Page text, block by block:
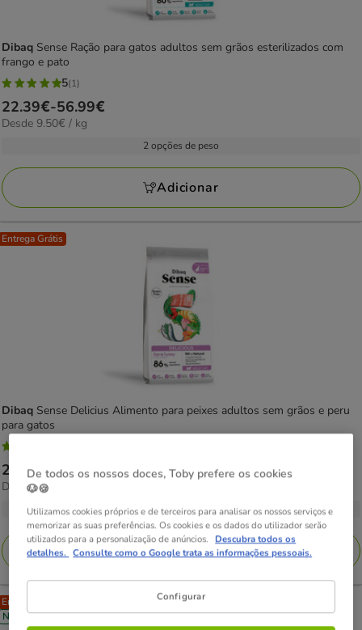
Dibaq Sense Ração para gatos adultos sem grãos esterilizados com
frango e pato
5
estrelas
com
avaliações
5(1)
Preço
de
56.99€
22.39€-56.99€
9.50€
Desde 9.50€ / kg
2 opções de peso
Adicionar
Entrega Grátis
Dibaq Sense Delicius Alimento para peixes adultos sem grãos e peru
para gatos
5
estrelas
com
avaliações
Preço
de
22.39€
56.99€
22.39€-56.99€
9.50€
Desde 9.50€ / kg
2 opções de peso
Adicionar
Entrega Grátis
Novidade
De todos os nossos doces, Toby prefere os cookies
🐶🍪
Utilizamos cookies próprios e de terceiros para analisar os nossos serviços e
memorizar as suas preferências. Os cookies e os dados do utilizador serão
utilizados para a personalização de anúncios. Descubra todos os
detalhes. Consulte como o Google trata as informações pessoais.
Configurar